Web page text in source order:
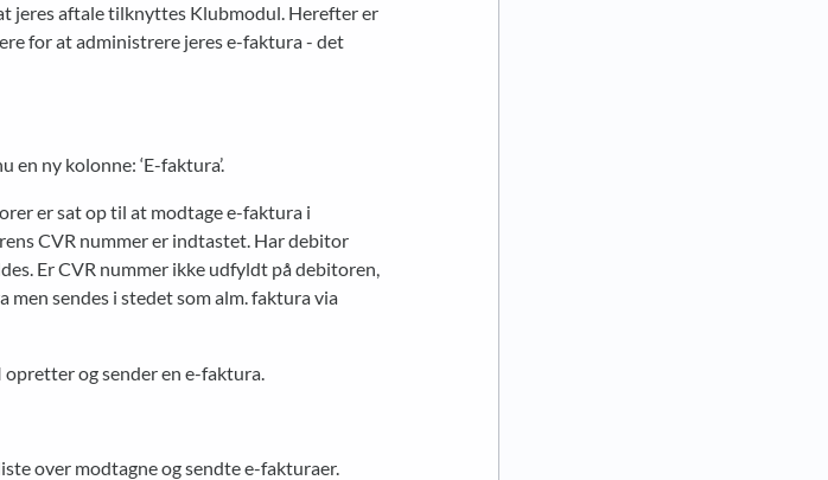
jeres aftale tilknyttes Klubmodul. Herefter er
for at administrere jeres e-faktura - det
ny kolonne: ‘E-faktura’.
er sat op til at modtage e-faktura i
CVR nummer er indtastet. Har debitor
Er CVR nummer ikke udfyldt på debitoren,
men sendes i stedet som alm. faktura via
og sender en e-faktura.
over modtagne og sendte e-fakturaer.